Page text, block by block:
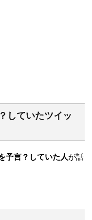
していたツイッ
予言？していた人が話